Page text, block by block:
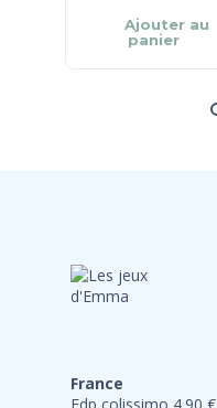
Ajouter au
panier
France
Fdp colissimo 4.90 €